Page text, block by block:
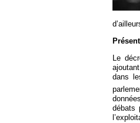
Le
dans
débats